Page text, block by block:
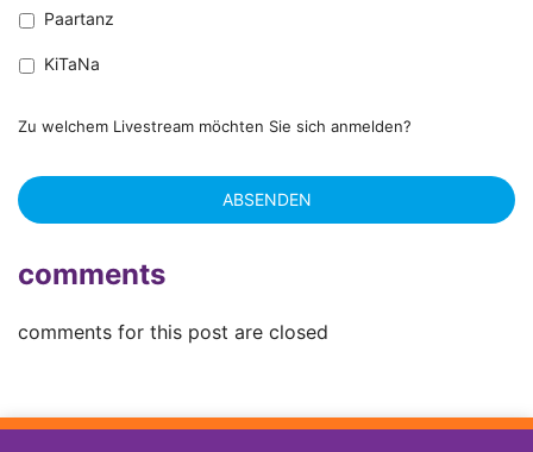
Paartanz
KiTaNa
Zu welchem Livestream möchten Sie sich anmelden?
comments
comments for this post are closed